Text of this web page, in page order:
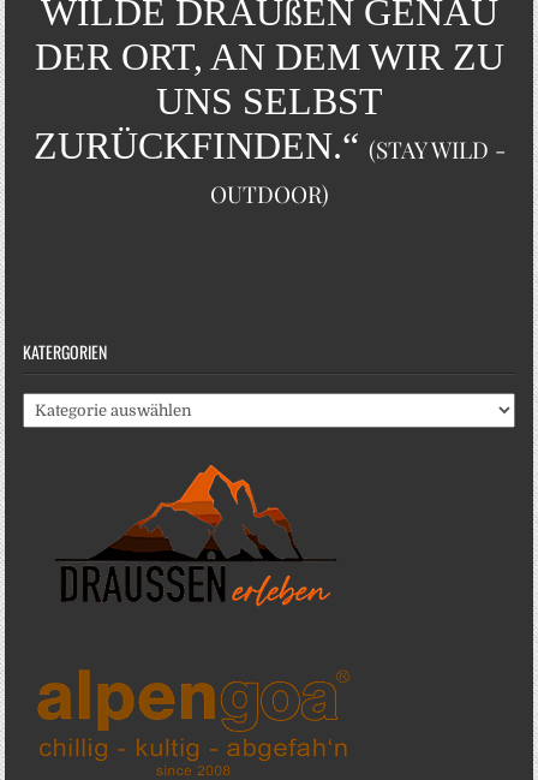
WILDE DRAUßEN GENAU
DER ORT, AN DEM WIR ZU
UNS SELBST
ZURÜCKFINDEN.“ (STAY WILD -
OUTDOOR)
KATERGORIEN
Katergorien